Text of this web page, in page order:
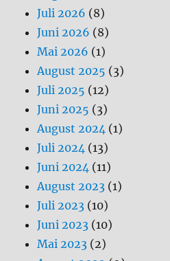
Juli 2026 (8)
Juni 2026 (8)
Mai 2026 (1)
August 2025 (3)
Juli 2025 (12)
Juni 2025 (3)
August 2024 (1)
Juli 2024 (13)
Juni 2024 (11)
August 2023 (1)
Juli 2023 (10)
Juni 2023 (10)
Mai 2023 (2)